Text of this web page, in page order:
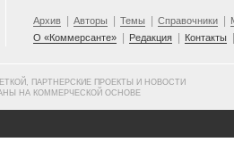
Архив Авторы Темы Справочники
О «Коммерсанте»
Редакция Контакты
ПАРТНЕРСКИЕ ПРОЕКТЫ И НОВОСТИ
НА КОММЕРЧЕСКОЙ ОСНОВЕ